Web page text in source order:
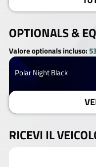
OPTIONALS &
Valore optionals incluso:
Polar Night Black
RICEVI IL